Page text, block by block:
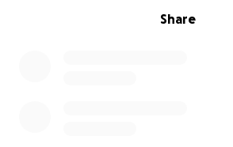
Share